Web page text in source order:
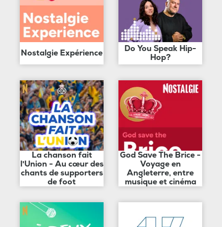
Nostalgie Expérience
Do You Speak Hip-
Hop?
La chanson fait
l'Union - Au cœur des
chants de supporters
de foot
God Save The Brice -
Voyage en
Angleterre, entre
musique et cinéma